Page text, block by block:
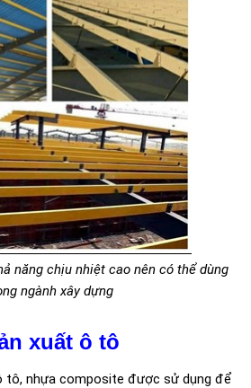
năng chịu nhiệt cao nên có thể dùng
ngành xây dựng
xuất ô tô
tô, nhựa composite được sử dụng để